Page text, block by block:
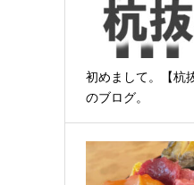
初めまして。【杭
のブログ。